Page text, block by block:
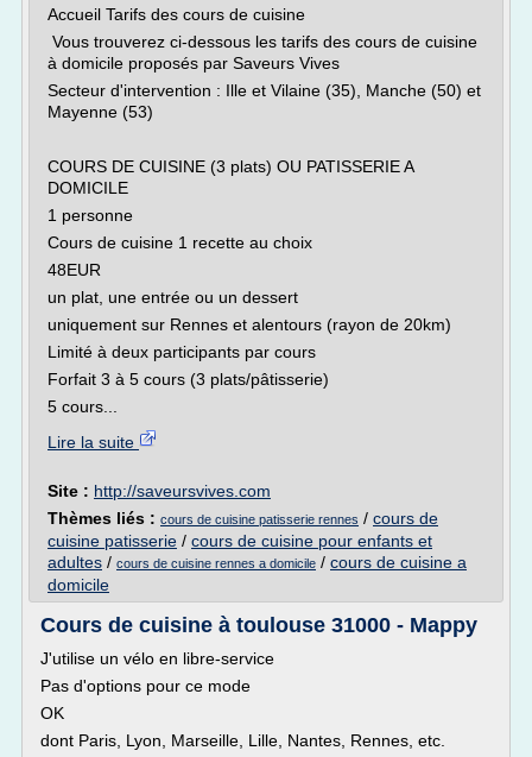
Accueil Tarifs des cours de cuisine
Vous trouverez ci-dessous les tarifs des cours de cuisine
à domicile proposés par Saveurs Vives
Secteur d'intervention : Ille et Vilaine (35), Manche (50) et
Mayenne (53)
COURS DE CUISINE (3 plats) OU PATISSERIE A
DOMICILE
1 personne
Cours de cuisine 1 recette au choix
48EUR
un plat, une entrée ou un dessert
uniquement sur Rennes et alentours (rayon de 20km)
Limité à deux participants par cours
Forfait 3 à 5 cours (3 plats/pâtisserie)
5 cours...
Lire la suite
Site : http://saveursvives.com
Thèmes liés : cours de cuisine patisserie rennes / cours de
cuisine patisserie / cours de cuisine pour enfants et
adultes / cours de cuisine rennes a domicile / cours de cuisine a
domicile
Cours de cuisine à toulouse 31000 - Mappy
J'utilise un vélo en libre-service
Pas d'options pour ce mode
OK
dont Paris, Lyon, Marseille, Lille, Nantes, Rennes, etc.